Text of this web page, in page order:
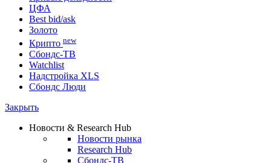
Портфель
Консенсусы
Поиск облигаций (ИИ)
Кривые доходности
ЦФА
Best bid/ask
Золото
Крипто new
Watchlist
Сбондс Люди